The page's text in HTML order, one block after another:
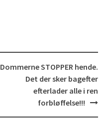
Dommerne STOPPER hende.
Det der sker bagefter
efterlader alle i ren
forbløffelse!!!